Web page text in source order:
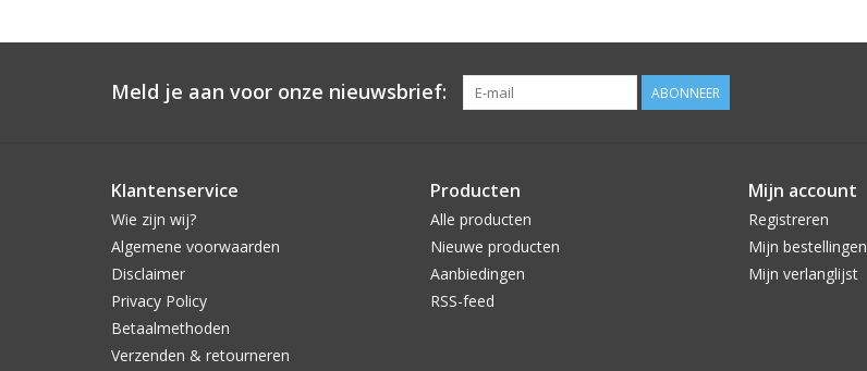
Meld je aan voor onze nieuwsbrief: ABONNEER
Klantenservice
Wie zijn wij?
Algemene voorwaarden
Disclaimer
Privacy Policy
Betaalmethoden
Verzenden & retourneren
Producten
Alle producten
Nieuwe producten
Aanbiedingen
RSS-feed
Mijn account
Registreren
Mijn bestellingen
Mijn verlanglijst